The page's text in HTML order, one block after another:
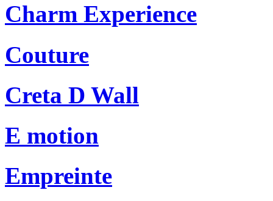
Charm Experience
Couture
Creta D Wall
E motion
Empreinte